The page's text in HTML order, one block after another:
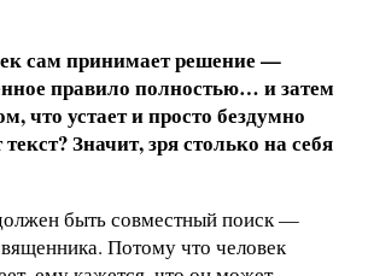
сам принимает решение —
правило полностью… и затем
что устает и просто бездумно
Значит, зря столько на себя
быть совместный поиск —
Потому что человек